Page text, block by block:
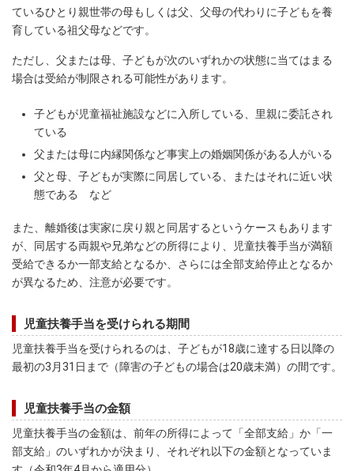
ているひとり親世帯の母もしくは父、父母の代わりに子どもを養
育している祖父母などです。
ただし、父または母、子どもが次のいずれかの状態に当てはまる
場合は受給が制限される可能性があります。
子どもが児童福祉施設などに入所している、里親に委託され
ている
父または母に内縁関係など事実上の婚姻関係がある人がいる
父と母、子どもが実際に同居している、またはそれに近い状
態である など
また、離婚後は実家に戻り親と同居するというケースもあります
が、同居する両親や兄弟などの所得により、児童扶養手当が満額
受給できるか一部支給となるか、さらには全部支給停止となるか
が異なるため、注意が必要です。
児童扶養手当を受けられる期間
児童扶養手当を受けられるのは、子どもが18歳に達する日以降の
最初の3月31日まで（障害の子どもの場合は20歳未満）の間です。
児童扶養手当の金額
児童扶養手当の金額は、前年の所得によって「全部支給」か「一
部支給」のいずれかが決まり、それぞれ以下の金額となっていま